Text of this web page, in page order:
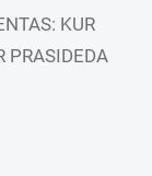
KUR
PRASIDEDA